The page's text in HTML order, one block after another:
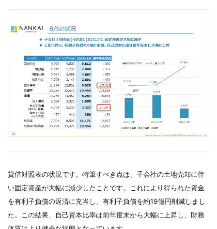
貸借対照表の状況です。特筆すべき点は、子会社の土地売却に伴
い固定資産が大幅に減少したことです。これにより得られた資金
を有利子負債の返済に充当し、有利子負債を約19億円削減しまし
た。この結果、自己資本比率は前年度末から大幅に上昇し、財務